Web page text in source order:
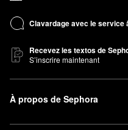
Clavardage avec le service
Recevez les textos de
S’inscrire maintenant
À propos de Sephora